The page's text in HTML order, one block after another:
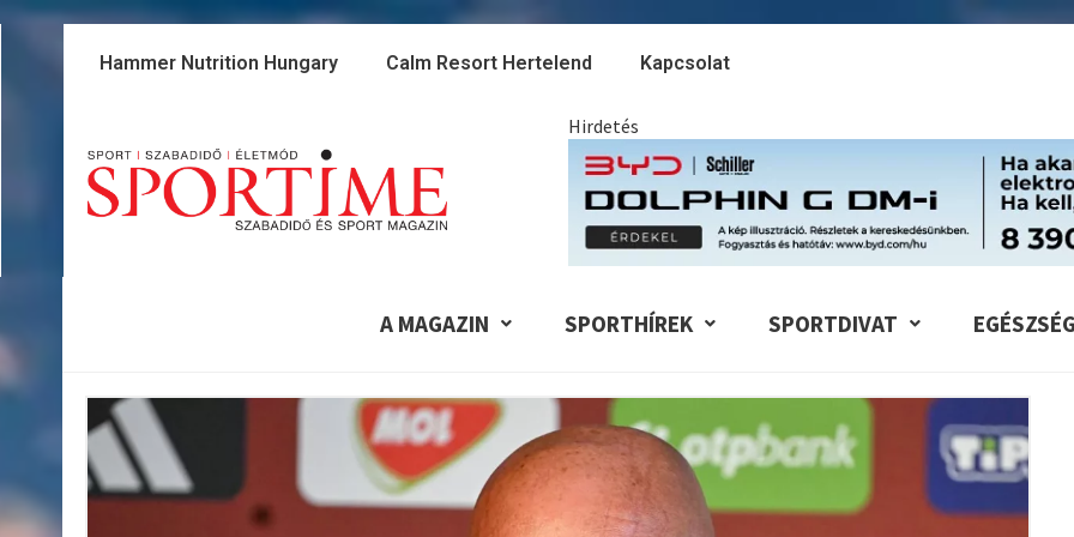
Skip
Hammer Nutrition Hungary Calm Resort Hertelend Kapcsolat
Hirdetés
A MAGAZIN SPORTHÍREK SPORTDIVAT EGÉSZSÉG